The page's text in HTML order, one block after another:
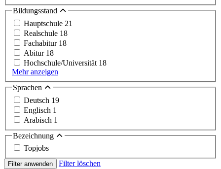
Bildungsstand
Hauptschule 21
Realschule 18
Fachabitur 18
Abitur 18
Hochschule/Universität 18
Mehr anzeigen
Sprachen
Deutsch 19
Englisch 1
Arabisch 1
Bezeichnung
Topjobs
Filter anwenden Filter löschen